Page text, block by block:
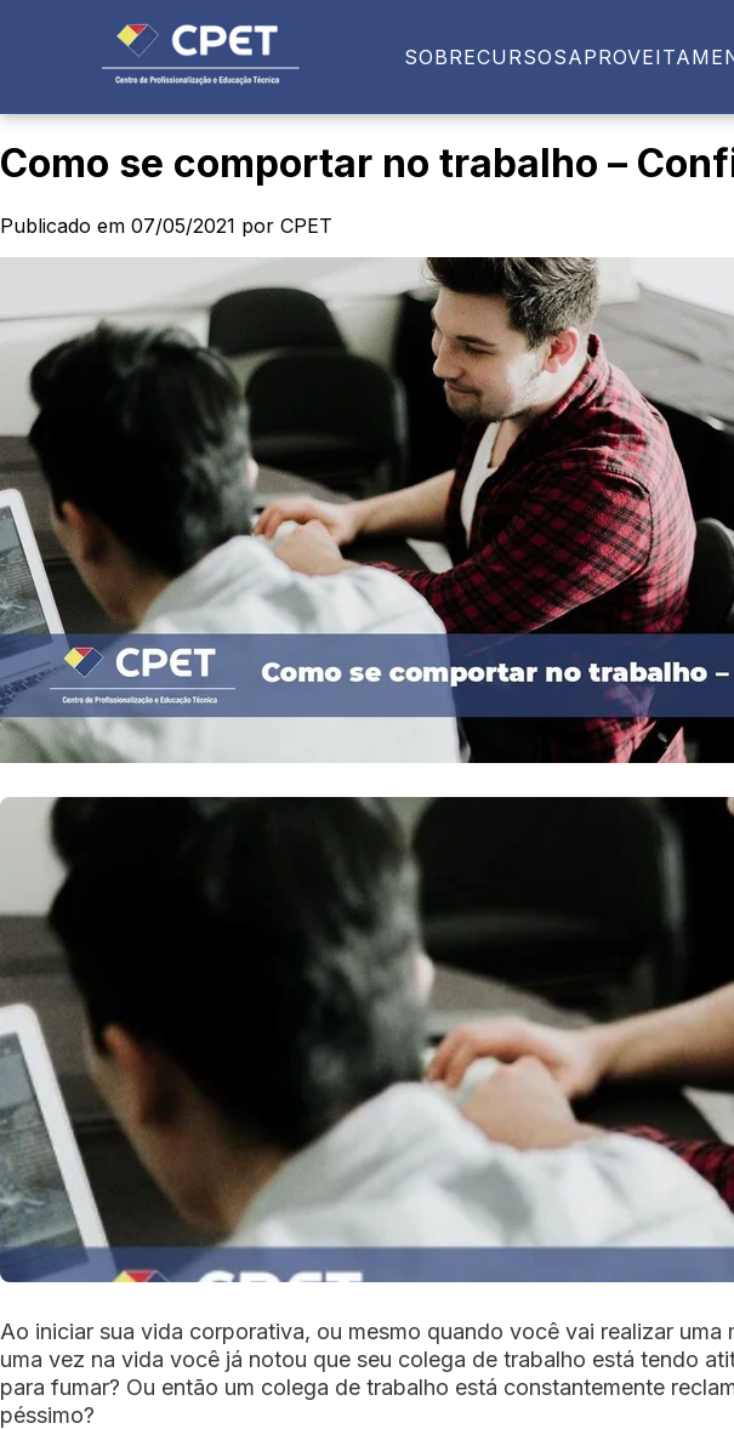
SOBRECURSOS
Como se comportar no trabalho –
Publicado em 07/05/2021 por CPET
Ao iniciar sua vida corporativa, ou mesmo quando você vai realizar
uma vez na vida você já notou que seu colega de trabalho está tendo
para fumar? Ou então um colega de trabalho está constantemente
péssimo?